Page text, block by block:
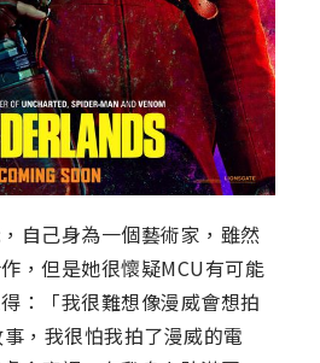
自己身為一個藝術家，雖然
，但是她很懷疑MCU有可能
：「我很難想像漫威會想拍
，我很怕我拍了漫威的電